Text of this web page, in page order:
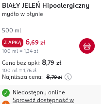
BIAŁY JELEŃ Hipoalergiczny
mydło w płynie
500 ml
Z APKĄ 6,69 zł
100 ml = 1,34 zł
Cena bez apki: 8,79 zł
100 ml = 1,76 zł
Najniższa cena: 8,79 zł
Niedostępny online
Sprawdź dostępność w